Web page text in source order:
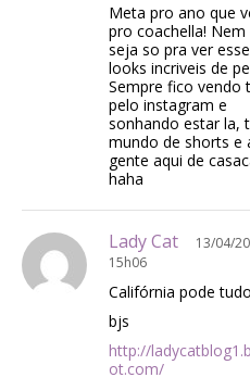
Meta pro ano que
pro coachella! Nem
seja so pra ver
looks incriveis de
Sempre fico vendo
pelo instagram e
sonhando estar la,
mundo de shorts e
gente aqui de
haha
Lady Cat
13/04/
15h06
Califórnia pode
bjs
http://
ot.com/